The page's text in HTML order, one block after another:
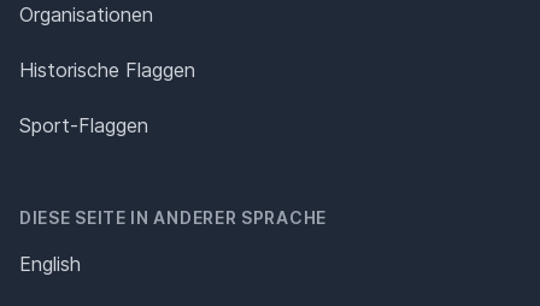
Organisationen
Historische Flaggen
Sport-Flaggen
DIESE SEITE IN ANDERER SPRACHE
English